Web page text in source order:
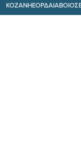
ΚΟΖΑΝΗΕΟΡΔΑΙΑΒΟΙΟ